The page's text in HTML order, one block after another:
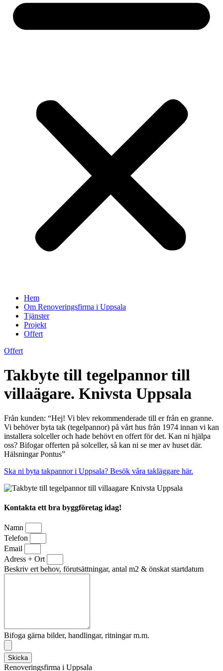
Hem
Om Renoveringsfirma i Uppsala
Tjänster
Projekt
Offert
Offert
Takbyte till tegelpannor till
villaägare. Knivsta Uppsala
Från kunden: “Hej! Vi blev rekommenderade till er från en granne.
Vi behöver byta tak (tegelpannor) på vårt hus från 1974 innan vi kan
installera solceller och hade behövt en offert för det. Kan ni hjälpa
oss? Bifogar offerten på solceller, så kan ni se mer av huset där.
Hälsningar Pontus”
Ska ni byta takpannor i Uppsala? Besök våra takläggare här.
Kontakta ett bra byggföretag idag!
Namn
Telefon
Email
Adress + Ort
Beskriv ert behov, förutsättningar, antal m2 & önskat startdatum
Bifoga gärna bilder, handlingar, ritningar m.m.
Skicka
Renoveringsfirma i Uppsala